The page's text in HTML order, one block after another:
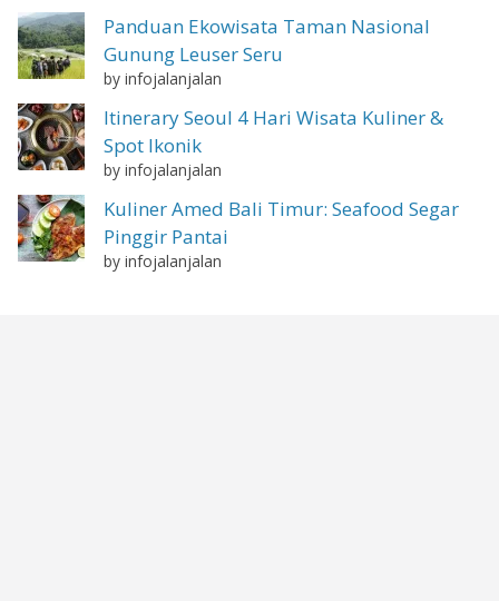
Panduan Ekowisata Taman Nasional
Gunung Leuser Seru
by infojalanjalan
Itinerary Seoul 4 Hari Wisata Kuliner &
Spot Ikonik
by infojalanjalan
Kuliner Amed Bali Timur: Seafood Segar
Pinggir Pantai
by infojalanjalan